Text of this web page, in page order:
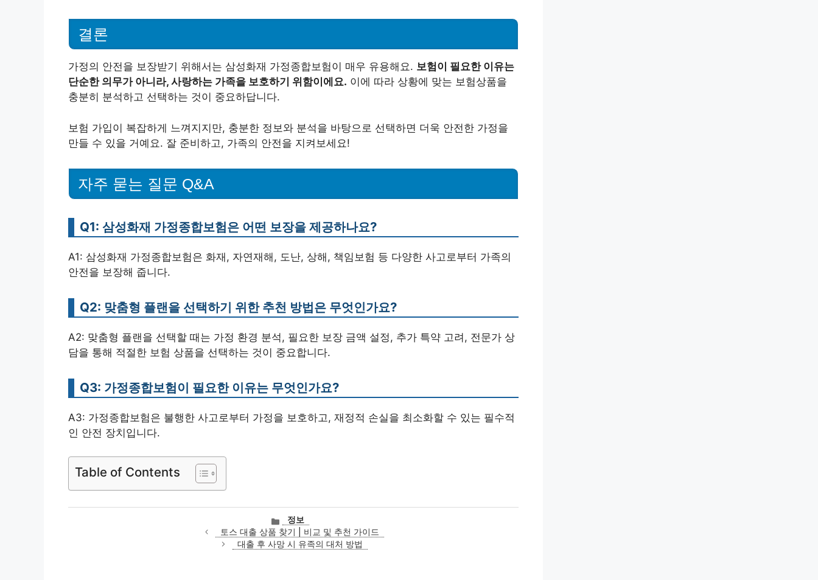
결론
가정의 안전을 보장받기 위해서는 삼성화재 가정종합보험이 매우 유용해요. 보험이 필요한 이유는
단순한 의무가 아니라, 사랑하는 가족을 보호하기 위함이에요. 이에 따라 상황에 맞는 보험상품을
충분히 분석하고 선택하는 것이 중요하답니다.
보험 가입이 복잡하게 느껴지지만, 충분한 정보와 분석을 바탕으로 선택하면 더욱 안전한 가정을
만들 수 있을 거예요. 잘 준비하고, 가족의 안전을 지켜보세요!
자주 묻는 질문 Q&A
Q1: 삼성화재 가정종합보험은 어떤 보장을 제공하나요?
A1: 삼성화재 가정종합보험은 화재, 자연재해, 도난, 상해, 책임보험 등 다양한 사고로부터 가족의
안전을 보장해 줍니다.
Q2: 맞춤형 플랜을 선택하기 위한 추천 방법은 무엇인가요?
A2: 맞춤형 플랜을 선택할 때는 가정 환경 분석, 필요한 보장 금액 설정, 추가 특약 고려, 전문가 상
담을 통해 적절한 보험 상품을 선택하는 것이 중요합니다.
Q3: 가정종합보험이 필요한 이유는 무엇인가요?
A3: 가정종합보험은 불행한 사고로부터 가정을 보호하고, 재정적 손실을 최소화할 수 있는 필수적
인 안전 장치입니다.
Table of Contents
카
테
고
정보
토스 대출 상품 찾기 | 비교 및 추천 가이드
대출 후 사망 시 유족의 대처 방법